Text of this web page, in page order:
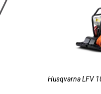
Husqvarna LFV